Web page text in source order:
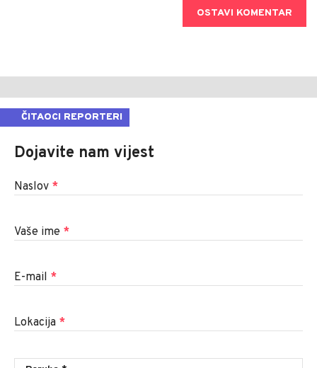
OSTAVI KOMENTAR
ČITAOCI REPORTERI
Dojavite nam vijest
Naslov *
Vaše ime *
E-mail *
Lokacija *